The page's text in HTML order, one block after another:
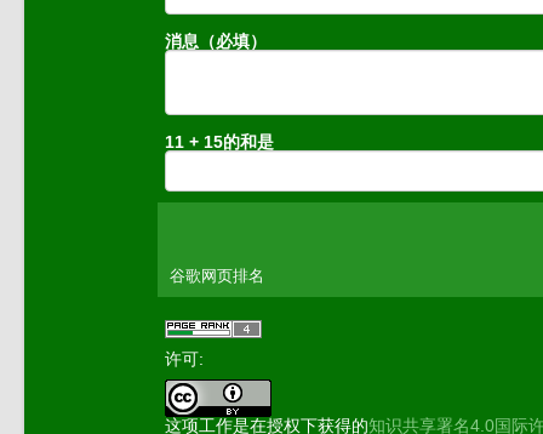
消息（必填）
11 + 15的和是
谷歌网页排名
许可:
这项工作是在授权下获得的知识共享署名4.0国际